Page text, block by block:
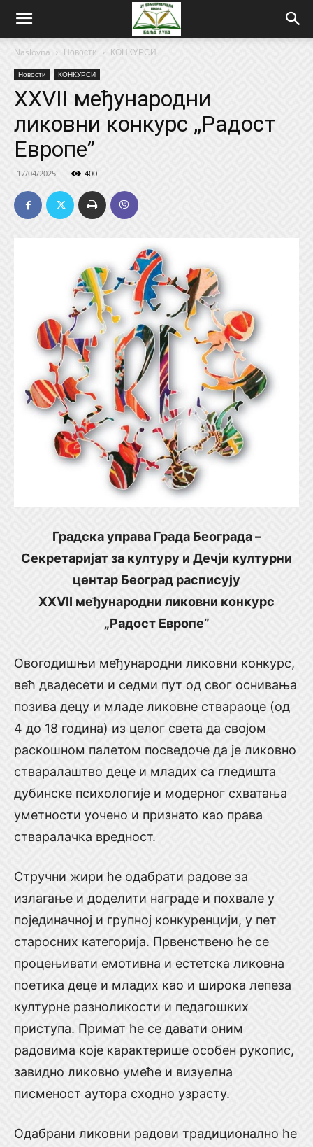
Naslovna Новости КОНКУРСИ
Новости КОНКУРСИ
XXVII међународни
ликовни конкурс „Радост
Европе”
17/04/2025 400
Градска управа Града Београда –
Секретаријат за културу и Дечји културни
центар Београд расписују
XXVII међународни ликовни конкурс
„Радост Европе”
Овогодишњи међународни ликовни конкурс,
већ двадесети и седми пут од свог оснивања
позива децу и младе ликовне ствараоце (од
4 до 18 година) из целог света да својом
раскошном палетом посведоче да је ликовно
стваралаштво деце и младих са гледишта
дубинске психологије и модерног схватања
уметности уочено и признато као права
стваралачка вредност.
Стручни жири ће одабрати радове за
излагање и доделити награде и похвале у
појединачној и групној конкуренцији, у пет
старосних категорија. Првенствено ће се
процењивати емотивна и естетска ликовна
поетика деце и младих као и широка лепеза
културне разноликости и педагошких
приступа. Примат ће се давати оним
радовима које карактерише особен рукопис,
завидно ликовно умеће и визуелна
писменост аутора сходно узрасту.
Одабрани ликовни радови традиционално ће